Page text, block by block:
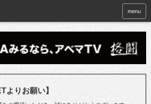
menu
よりお願い】